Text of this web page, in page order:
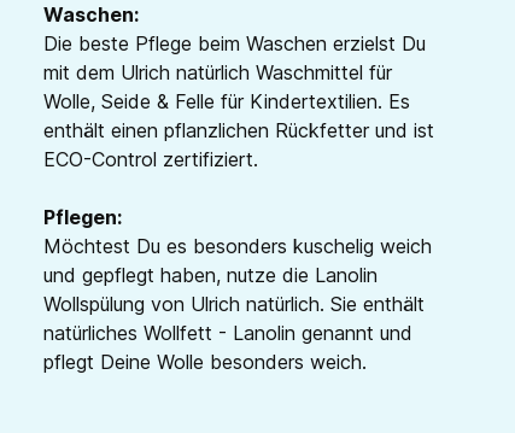
Waschen:
Die beste Pflege beim Waschen erzielst Du
mit dem Ulrich natürlich Waschmittel für
Wolle, Seide & Felle für Kindertextilien. Es
enthält einen pflanzlichen Rückfetter und ist
ECO-Control zertifiziert.
Pflegen:
Möchtest Du es besonders kuschelig weich
und gepflegt haben, nutze die Lanolin
Wollspülung von Ulrich natürlich. Sie enthält
natürliches Wollfett - Lanolin genannt und
pflegt Deine Wolle besonders weich.